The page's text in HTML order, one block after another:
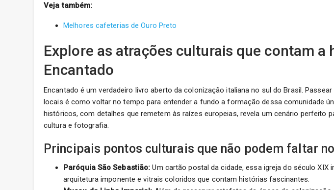
Veja também:
Melhores cafeterias de Ouro Preto
Explore as atrações culturais que contam a
Encantado
Encantado é um verdadeiro livro aberto da colonização italiana no sul do Brasil.
locais é como voltar no tempo para entender a fundo a formação dessa comunidade
históricos, com detalhes que remetem às raízes europeias, revela um cenário perfeito
cultura e fotografia.
Principais pontos culturais que não podem faltar
Paróquia São Sebastião: Um cartão postal da cidade, essa igreja do século XIX
arquitetura imponente e vitrais coloridos que contam histórias fascinantes.